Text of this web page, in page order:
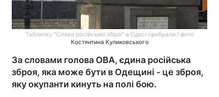
Табличку "Слава російської зброї" в Одесі прибрали / фото
Костянтина Куликовського
За словами голова ОВА, єдина російська
зброя, яка може бути в Одещині - це зброя,
яку окупанти кинуть на полі бою.